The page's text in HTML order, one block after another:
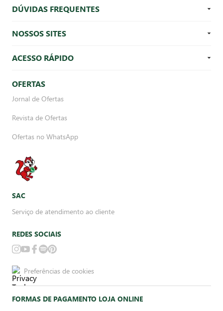
DÚVIDAS FREQUENTES
NOSSOS SITES
ACESSO RÁPIDO
OFERTAS
Jornal de Ofertas
Revista de Ofertas
Ofertas no WhatsApp
SAC
Serviço de atendimento ao cliente
REDES SOCIAIS
Preferências de cookies
FORMAS DE PAGAMENTO LOJA ONLINE